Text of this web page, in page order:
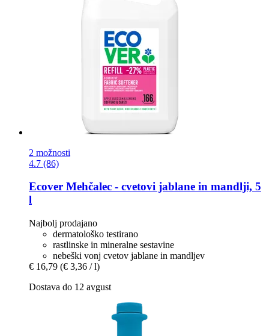
2 možnosti
4.7 (86)
Ecover Mehčalec -​ cvetovi jablane in mandlji, 5
l
Najbolj prodajano
dermatološko testirano
rastlinske in mineralne sestavine
nebeški vonj cvetov jablane in mandljev
€ 16,79 (€ 3,36 / l)
Dostava do 12 avgust